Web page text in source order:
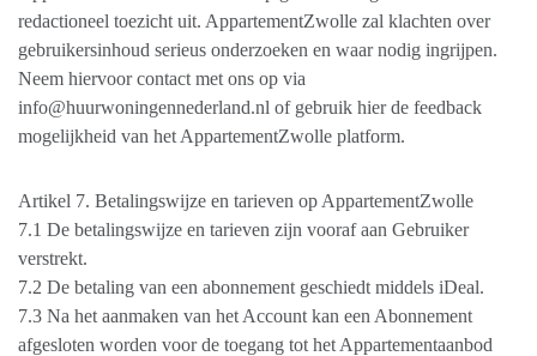
redactioneel toezicht uit. AppartementZwolle zal klachten over
gebruikersinhoud serieus onderzoeken en waar nodig ingrijpen.
Neem hiervoor contact met ons op via
info@huurwoningennederland.nl of gebruik hier de feedback
mogelijkheid van het AppartementZwolle platform.
Artikel 7. Betalingswijze en tarieven op AppartementZwolle
7.1 De betalingswijze en tarieven zijn vooraf aan Gebruiker
verstrekt.
7.2 De betaling van een abonnement geschiedt middels iDeal.
7.3 Na het aanmaken van het Account kan een Abonnement
afgesloten worden voor de toegang tot het Appartementaanbod